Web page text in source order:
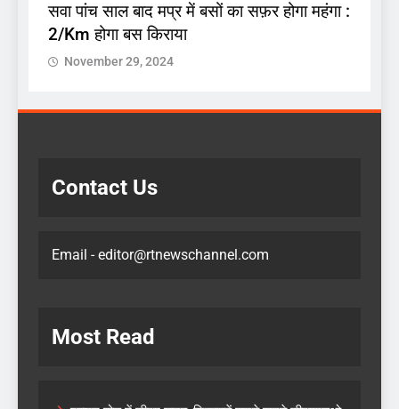
सवा पांच साल बाद मप्र में बसों का सफ़र होगा महंगा :
2/Km होगा बस किराया
November 29, 2024
Contact Us
Email - editor@rtnewschannel.com
Most Read